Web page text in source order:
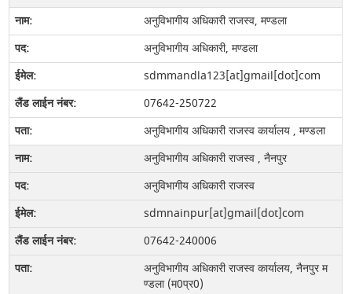
अनुविभागीय अधिकारी राजस्‍व, मण्‍डला
अनुविभागीय अधिकारी, मण्डला
sdmmandla123[at]gmail[dot]com
07642-250722
अनुविभागीय अधिकारी राजस्‍व कार्यालय , मण्डला
अनुविभागीय अधिकारी राजस्‍व , नैनपुर
अनुविभागीय अधिकारी राजस्‍व
sdmnainpur[at]gmail[dot]com
07642-240006
अनुविभागीय अधिकारी राजस्‍व कार्यालय, नैनपुर म
ण्‍डला (म0प्र0)